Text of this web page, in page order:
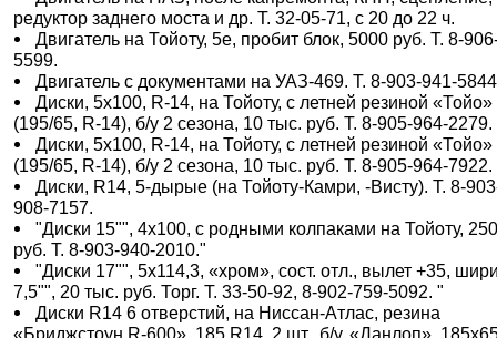
редуктор заднего моста и др. Т. 32-05-71, с 20 до 22 ч.
Двигатель на Тойоту, 5e, пробит блок, 5000 руб. Т. 8-
5599.
Двигатель с документами на УАЗ-469. Т. 8-903-941-
Диски, 5х100, R-14, на Тойоту, с летней резиной «Тойо»
(195/65, R-14), б/у 2 сезона, 10 тыс. руб. Т. 8-905-964-2279.
Диски, 5х100, R-14, на Тойоту, с летней резиной «Тойо»
(195/65, R-14), б/у 2 сезона, 10 тыс. руб. Т. 8-905-964-7922.
Диски, R14, 5-дырые (на Тойоту-Камри, -Висту). Т. 8-
908-7157.
"Диски 15"", 4х100, с родными колпаками на Тойоту,
руб. Т. 8-903-940-2010."
"Диски 17"", 5х114,3, «хром», сост. отл., вылет +35,
7,5"", 20 тыс. руб. Торг. Т. 33-50-92, 8-902-759-5092. "
Диски R14 6 отверстий, на Ниссан-Атлас, резина
«Бриджстоун R-600», 185 R14, 2 шт., б/у, «Данлоп»,